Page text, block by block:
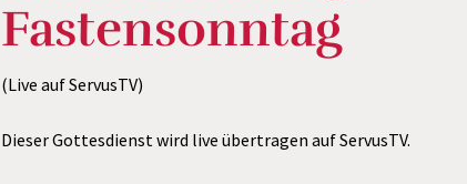
Fastensonntag
(Live auf ServusTV)
Dieser Gottesdienst wird live übertragen auf ServusTV.